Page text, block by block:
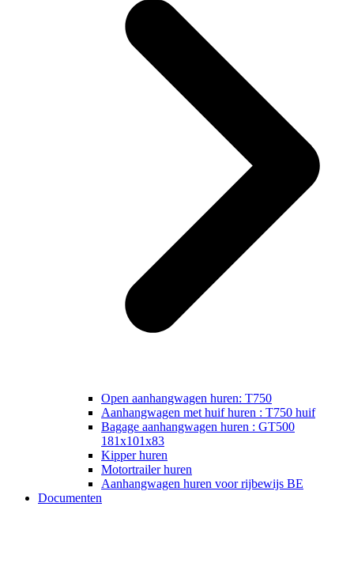
Open aanhangwagen huren: T750
Aanhangwagen met huif huren : T750 huif
Bagage aanhangwagen huren : GT500
181x101x83
Kipper huren
Motortrailer huren
Aanhangwagen huren voor rijbewijs BE
Documenten